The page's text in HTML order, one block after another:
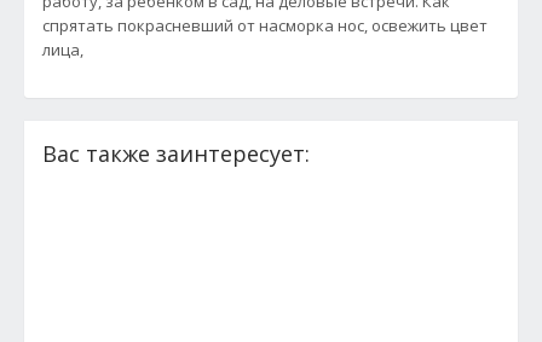
спрятать покрасневший от насморка нос, освежить цвет
лица,
Вас также заинтересует: